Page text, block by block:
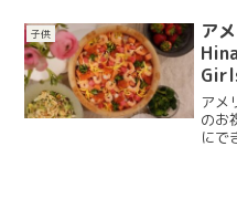
子供
ア
アメ
のお
にで